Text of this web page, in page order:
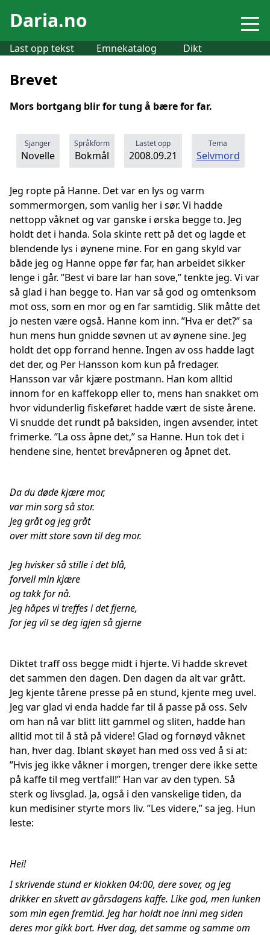
Daria.no
Last opp tekst Emnekatalog Dikt
Brevet
Mors bortgang blir for tung å bære for far.
Sjanger
Novelle
Språkform
Bokmål
Lastet opp
2008.09.21
Tema
Selvmord
Jeg ropte på Hanne. Det var en lys og varm
sommermorgen, som vanlig her i sør. Vi hadde
nettopp våknet og var ganske i ørska begge to. Jeg
holdt det i handa. Sola skinte rett på det og lagde et
blendende lys i øynene mine. For en gang skyld var
både jeg og Hanne oppe før far, han arbeidet sikker
lenge i går. ”Best vi bare lar han sove,” tenkte jeg. Vi var
så glad i han begge to. Han var så god og omtenksom
mot oss, som en mor og en far samtidig. Slik måtte det
jo nesten være også. Hanne kom inn. ”Hva er det?” sa
hun mens hun gnidde søvnen ut av øynene sine. Jeg
holdt det opp forrand henne. Ingen av oss hadde lagt
det der, og Per Hansson kom kun på fredager.
Hansson var vår kjære postmann. Han kom alltid
innom for en kaffekopp eller to, mens han snakket om
hvor vidunderlig fiskeføret hadde vært de siste årene.
Vi snudde det rundt på baksiden, ingen avsender, intet
frimerke. ”La oss åpne det,” sa Hanne. Hun tok det i
hendene sine, hentet brevåpneren og åpnet det.
Da du døde kjære mor,
var min sorg så stor.
Jeg gråt og jeg gråt
over mitt store savn til deg mor.
Jeg hvisker så stille i det blå,
forvell min kjære
og takk for nå.
Jeg håpes vi treffes i det fjerne,
for jeg vil se deg igjen så gjerne
Diktet traff oss begge midt i hjerte. Vi hadde skrevet
det sammen den dagen. Den dagen da alt var grått.
Jeg kjente tårene presse på en stund, kjente meg uvel.
Jeg var glad vi enda hadde far til å passe på oss. Selv
om han nå var blitt litt gammel og sliten, hadde han
alltid mot til å stå på videre! Glad og fornøyd våknet
han, hver dag. Iblant skøyet han med oss ved å si at:
”Hvis jeg ikke våkner i morgen, trenger dere ikke sette
på kaffe til meg vertfall!” Han var av den typen. Så
sterk og livsglad. Ja, også i den vanskelige tiden, da
kun medisiner styrte mors liv. ”Les videre,” sa jeg. Hun
leste:
Hei!
I skrivende stund er klokken 04:00, dere sover, og jeg
drikker en skvett av gårsdagens kaffe. Like god, men lunken
som min egen fremtid. Jeg har holdt noe inni meg siden
deres mor gikk bort. Hver dag, det samme og samme om